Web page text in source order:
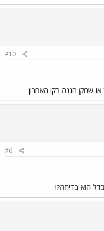
#10
שחקן הגנה בקו האחרון.
#6
הוא בדיחה?!